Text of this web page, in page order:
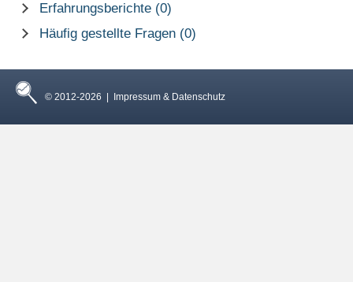
Erfahrungsberichte (0)
Häufig gestellte Fragen (0)
© 2012-2026 | Impressum & Datenschutz